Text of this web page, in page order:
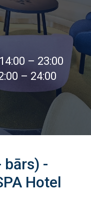
– 23:00
– 24:00
bārs) -
Hotel